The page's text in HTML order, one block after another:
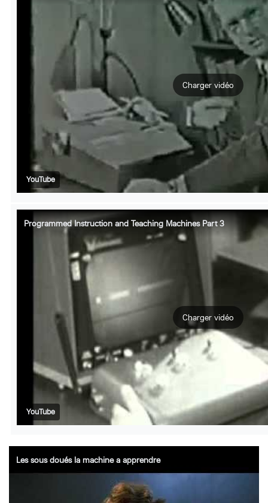
Charger vidéo
YouTube
Programmed Instruction and Teaching Machines Part 3
Charger vidéo
YouTube
Les sous doués la machine a apprendre